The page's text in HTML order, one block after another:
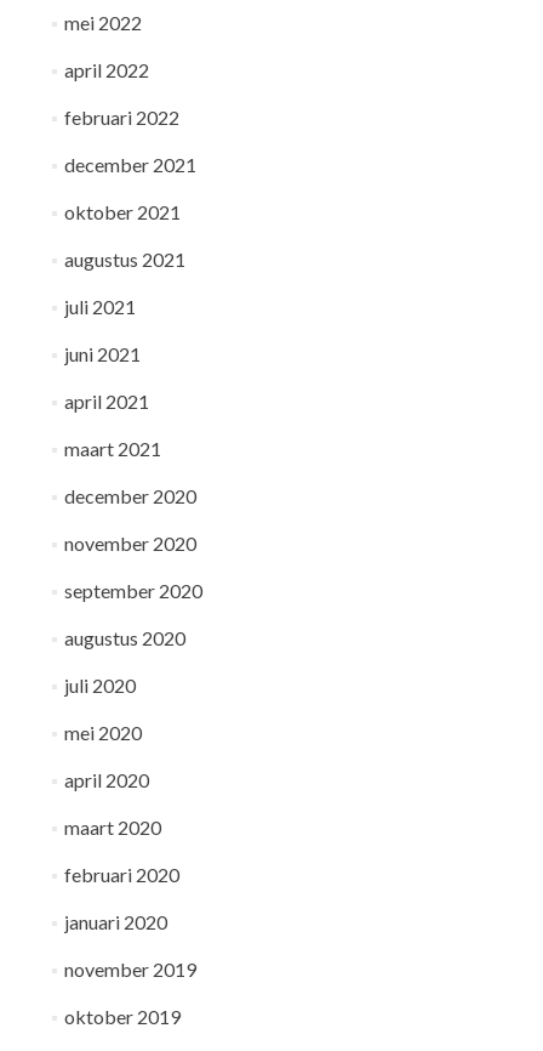
mei 2022
april 2022
februari 2022
december 2021
oktober 2021
augustus 2021
juli 2021
juni 2021
april 2021
maart 2021
december 2020
november 2020
september 2020
augustus 2020
juli 2020
mei 2020
april 2020
maart 2020
februari 2020
januari 2020
november 2019
oktober 2019